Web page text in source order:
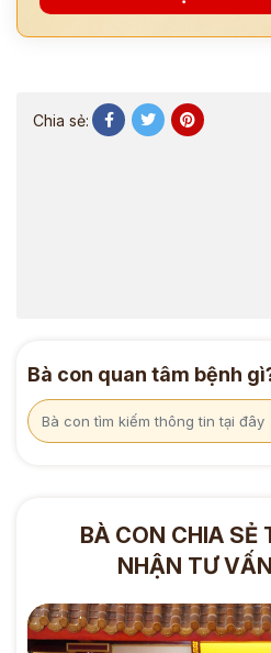
Chia sẻ:
Bà con quan tâm bệnh
BÀ CON CHIA SẺ
NHẬN TƯ